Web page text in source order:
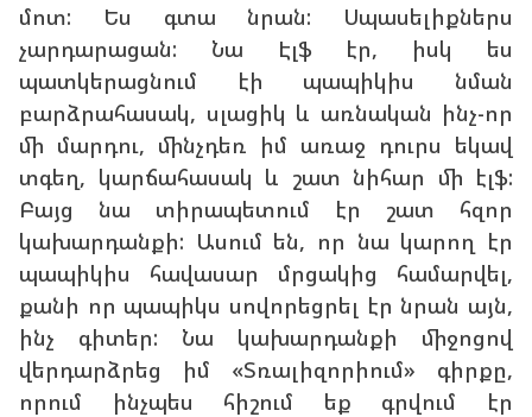
մոտ: Ես գտա նրան: Սպասելիքներս
չարդարացան: Նա Էլֆ էր, իսկ ես
պատկերացնում էի պապիկիս նման
բարձրահասակ, սլացիկ և առնական ինչ-որ
մի մարդու, մինչդեռ իմ առաջ դուրս եկավ
տգեղ, կարճահասակ և շատ նիհար մի էլֆ:
Բայց նա տիրապետում էր շատ հզոր
կախարդանքի: Ասում են, որ նա կարող էր
պապիկիս հավասար մրցակից համարվել,
քանի որ պապիկս սովորեցրել էր նրան այն,
ինչ գիտեր: Նա կախարդանքի միջոցով
վերդարձրեց իմ «Տռալիզորիում» գիրքը,
որում ինչպես հիշում եք գրվում էր